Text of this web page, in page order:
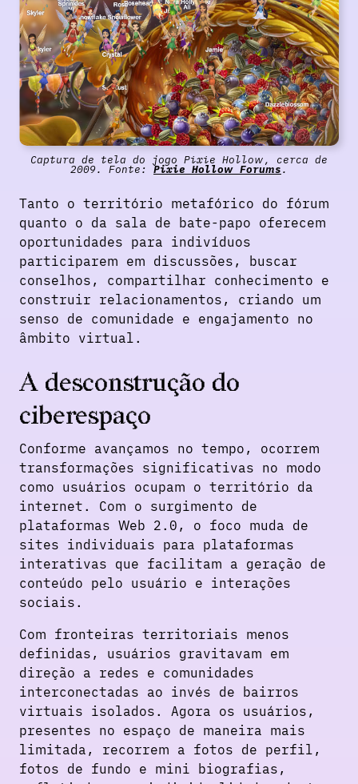
Captura de tela do jogo Pixie Hollow, cerca de
2009. Fonte:Pixie Hollow Forums.
Tanto o território metafórico do fórum
quanto o da sala de bate-papo oferecem
oportunidades para indivíduos
participarem em discussões, buscar
conselhos, compartilhar conhecimento e
construir relacionamentos, criando um
senso de comunidade e engajamento no
âmbito virtual.
A desconstrução do
ciberespaço
Conforme avançamos no tempo, ocorrem
transformações significativas no modo
como usuários ocupam o território da
internet. Com o surgimento de
plataformas Web 2.0, o foco muda de
sites individuais para plataformas
interativas que facilitam a geração de
conteúdo pelo usuário e interações
sociais.
Com fronteiras territoriais menos
definidas, usuários gravitavam em
direção a redes e comunidades
interconectadas ao invés de bairros
virtuais isolados. Agora os usuários,
presentes no espaço de maneira mais
limitada, recorrem a fotos de perfil,
fotos de fundo e mini biografias,